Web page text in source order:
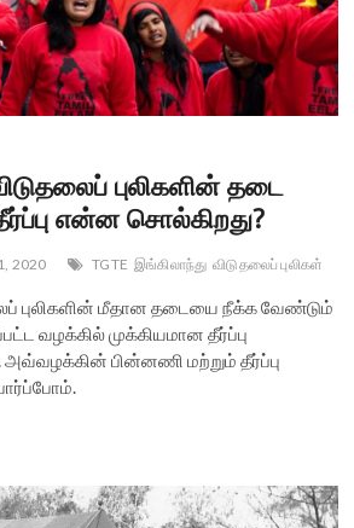
புலிகளின் தடை
என்ன சொல்கிறது?
2020 TGTE இங்கிலாந்து விடுதலைப் புலிகள்
புலிகளின் மீதான தடையை நீக்க வேண்டும்
வழக்கில் முக்கியமான தீர்ப்பு
அவ்வழக்கின் பின்னணி மற்றும் தீர்ப்பு